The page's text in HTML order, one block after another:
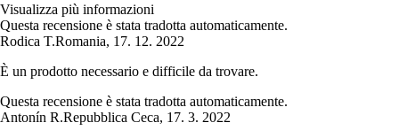
Visualizza più informazioni
Questa recensione è stata tradotta automaticamente.
Rodica T.Romania, 17. 12. 2022
È un prodotto necessario e difficile da trovare.
Questa recensione è stata tradotta automaticamente.
Antonín R.Repubblica Ceca, 17. 3. 2022